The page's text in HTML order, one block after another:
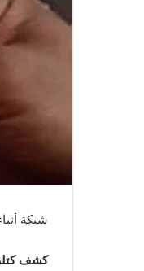
شبكة
كشف كتلة